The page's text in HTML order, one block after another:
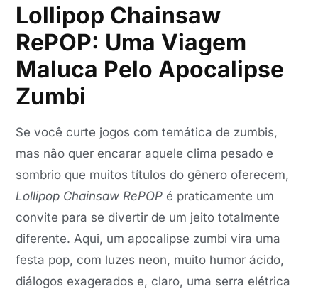
Lollipop Chainsaw
RePOP: Uma Viagem
Maluca Pelo Apocalipse
Zumbi
Se você curte jogos com temática de zumbis,
mas não quer encarar aquele clima pesado e
sombrio que muitos títulos do gênero oferecem,
Lollipop Chainsaw RePOP é praticamente um
convite para se divertir de um jeito totalmente
diferente. Aqui, um apocalipse zumbi vira uma
festa pop, com luzes neon, muito humor ácido,
diálogos exagerados e, claro, uma serra elétrica